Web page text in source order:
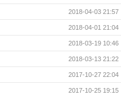
2018-04-03 21:57
2018-04-01 21:04
2018-03-19 10:46
2018-03-13 21:22
2017-10-27 22:04
2017-10-25 19:15